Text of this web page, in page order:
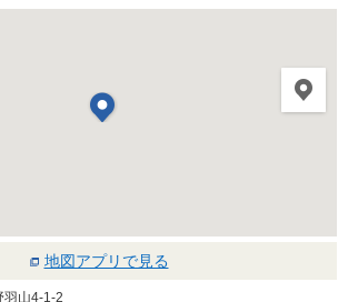
地図アプリで見る
羽山4-1-2